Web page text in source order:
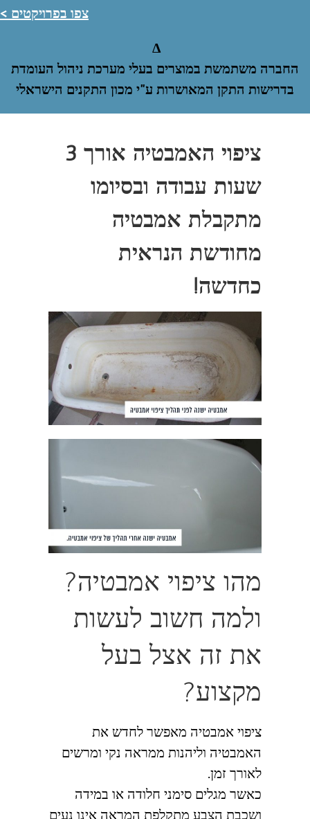
צפו בפרויקטים >
Δ
החברה משתמשת במוצרים בעלי מערכת ניהול העומדת
בדרישות התקן המאושרות ע"י מכון התקנים הישראלי
ציפוי האמבטיה אורך 3
שעות עבודה ובסיומו
מתקבלת אמבטיה
מחודשת הנראית
כחדשה!
מהו ציפוי אמבטיה?
ולמה חשוב לעשות
את זה אצל בעל
מקצוע?
ציפוי אמבטיה מאפשר לחדש את
האמבטיה וליהנות ממראה נקי ומרשים
לאורך זמן.
כאשר מגלים סימני חלודה או במידה
ושכבת הצבע מתקלפת המראה אינו נעים